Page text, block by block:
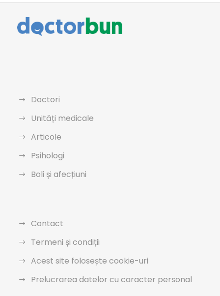
Doctori
Unități medicale
Articole
Psihologi
Boli și afecțiuni
Contact
Termeni și condiții
Acest site folosește cookie-uri
Prelucrarea datelor cu caracter personal